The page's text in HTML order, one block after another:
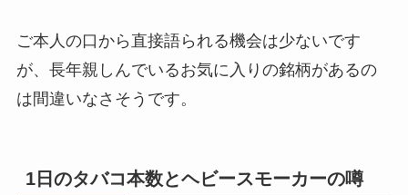
ご本人の口から直接語られる機会は少ないです
が、長年親しんでいるお気に入りの銘柄があるの
は間違いなさそうです。
1日のタバコ本数とヘビースモーカーの噂